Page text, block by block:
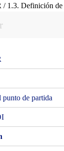
/ 1.3. Definición
punto de partida